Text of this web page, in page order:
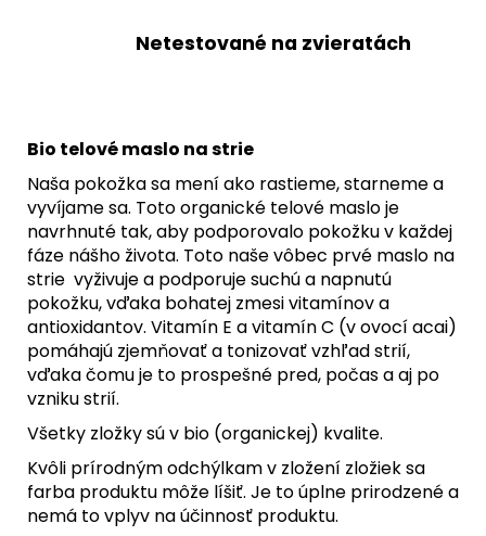
Netestované na zvieratách
Bio telové maslo na strie
Naša pokožka sa mení ako rastieme, starneme a
vyvíjame sa. Toto organické telové maslo je
navrhnuté tak, aby podporovalo pokožku v každej
fáze nášho života. Toto naše vôbec prvé maslo na
strie vyživuje a podporuje suchú a napnutú
pokožku, vďaka bohatej zmesi vitamínov a
antioxidantov. Vitamín E a vitamín C (v ovocí acai)
pomáhajú zjemňovať a tonizovať vzhľad strií,
vďaka čomu je to prospešné pred, počas a aj po
vzniku strií.
Všetky zložky sú v bio (organickej) kvalite.
Kvôli prírodným odchýlkam v zložení zložiek sa
farba produktu môže líšiť. Je to úplne prirodzené a
nemá to vplyv na účinnosť produktu.